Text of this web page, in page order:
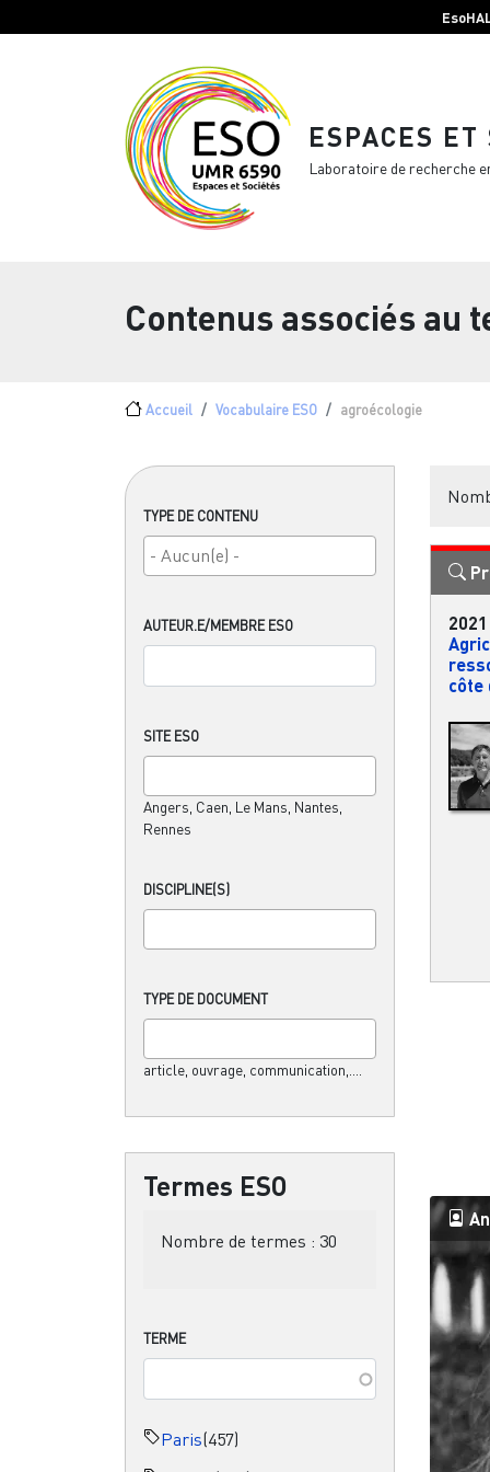
ESPACES ET
Laboratoire de recherche
Contenus associés au
Fil d'Ariane
Accueil Vocabulaire ESO agroécologie
TYPE DE CONTENU
AUTEUR.E/MEMBRE ESO
SITE ESO
Angers, Caen, Le Mans, Nantes,
Rennes
DISCIPLINE(S)
TYPE DE DOCUMENT
article, ouvrage, communication,....
Termes ESO
Nombre de termes : 30
TERME
Paris(457)
2021
côte